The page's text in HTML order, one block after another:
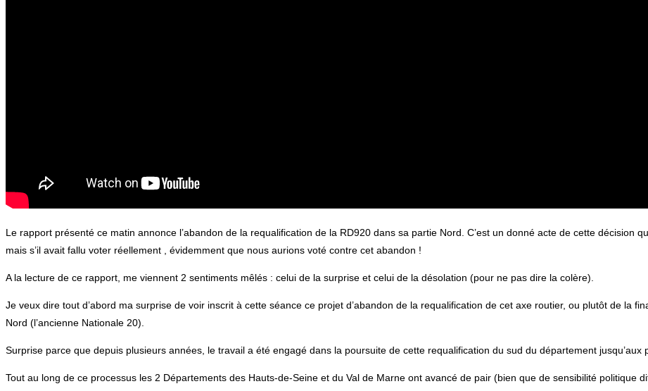
Le rapport présenté ce matin annonce l’abandon de la requalification de la RD920 dans sa partie Nord. C’est un donné acte de cette décision
mais s’il avait fallu voter réellement , évidemment que nous aurions voté contre cet abandon !
A la lecture de ce rapport, me viennent 2 sentiments mêlés : celui de la surprise et celui de la désolation (pour ne pas dire la colère).
Je veux dire tout d’abord ma surprise de voir inscrit à cette séance ce projet d’abandon de la requalification de cet axe routier, ou plutôt de la
Nord (l’ancienne Nationale 20).
Surprise parce que depuis plusieurs années, le travail a été engagé dans la poursuite de cette requalification du sud du département jusqu’aux
Tout au long de ce processus les 2 Départements des Hauts-de-Seine et du Val de Marne ont avancé de pair (bien que de sensibilité politique